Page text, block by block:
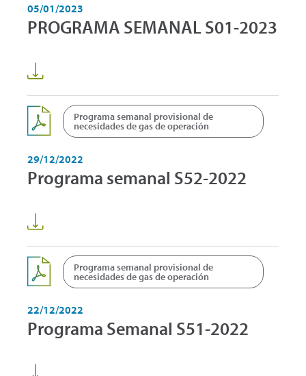
05/01/2023
PROGRAMA SEMANAL S01-2023
Programa semanal provisional de
necesidades de gas de operación
29/12/2022
Programa semanal S52-2022
Programa semanal provisional de
necesidades de gas de operación
22/12/2022
Programa Semanal S51-2022